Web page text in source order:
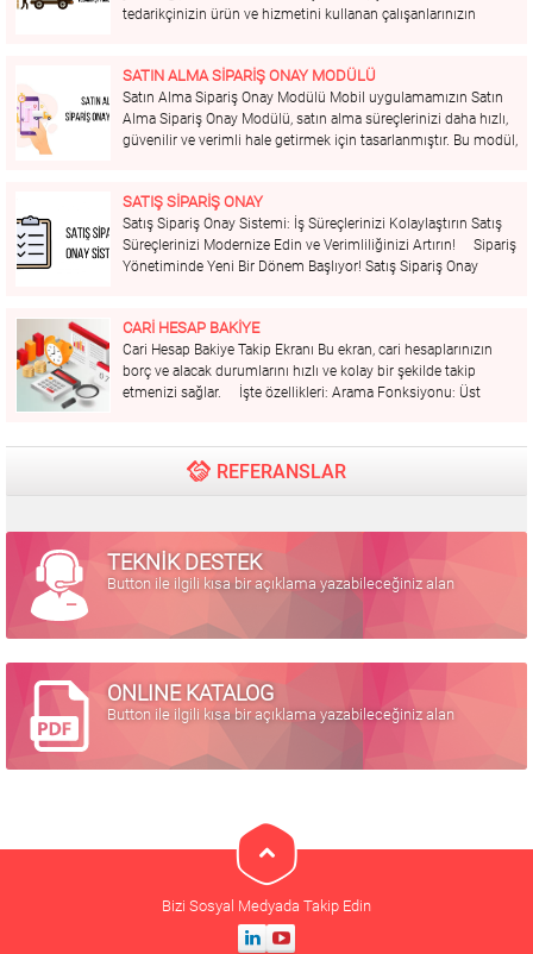
tedarikçinizin ürün ve hizmetini kullanan çalışanlarınızın
değerlendirebileceğiniz TEK Platformu size sunuyoruz. Belge
Kontrolleri ve Yönetimi Tedarikçileriniz için...
SATIN ALMA SİPARİŞ ONAY MODÜLÜ
Satın Alma Sipariş Onay Modülü Mobil uygulamamızın Satın
Alma Sipariş Onay Modülü, satın alma süreçlerinizi daha hızlı,
güvenilir ve verimli hale getirmek için tasarlanmıştır. Bu modül,
sağlar. Öne...
SATIŞ SİPARİŞ ONAY
Satış Sipariş Onay Sistemi: İş Süreçlerinizi Kolaylaştırın Satış
Süreçlerinizi Modernize Edin ve Verimliliğinizi Artırın! Sipariş
Yönetiminde Yeni Bir Dönem Başlıyor! Satış Sipariş Onay
CARİ HESAP BAKİYE
Cari Hesap Bakiye Takip Ekranı Bu ekran, cari hesaplarınızın
borç ve alacak durumlarını hızlı ve kolay bir şekilde takip
etmenizi sağlar. İşte özellikleri: Arama Fonksiyonu: Üst
REFERANSLAR
TEKNİK DESTEK
Button ile ilgili kısa bir açıklama yazabileceğiniz alan
ONLINE KATALOG
Button ile ilgili kısa bir açıklama yazabileceğiniz alan
Bizi Sosyal Medyada Takip Edin